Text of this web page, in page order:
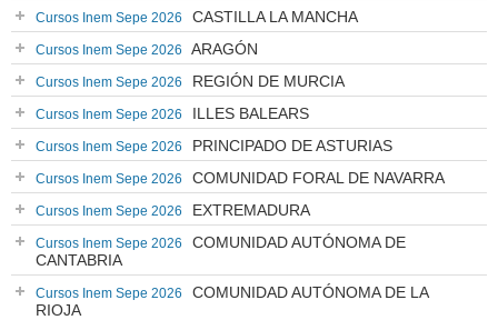
Cursos Inem Sepe 2026 CASTILLA LA MANCHA
Cursos Inem Sepe 2026 ARAGÓN
Cursos Inem Sepe 2026 REGIÓN DE MURCIA
Cursos Inem Sepe 2026 ILLES BALEARS
Cursos Inem Sepe 2026 PRINCIPADO DE ASTURIAS
Cursos Inem Sepe 2026 COMUNIDAD FORAL DE NAVARRA
Cursos Inem Sepe 2026 EXTREMADURA
Cursos Inem Sepe 2026
COMUNIDAD AUTÓNOMA DE
CANTABRIA
Cursos Inem Sepe 2026
COMUNIDAD AUTÓNOMA DE LA
RIOJA